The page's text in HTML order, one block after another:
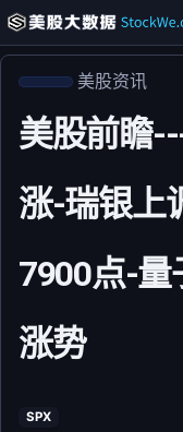
美股资讯
美股前瞻
涨-瑞银上
7900点-量
涨势
SPX